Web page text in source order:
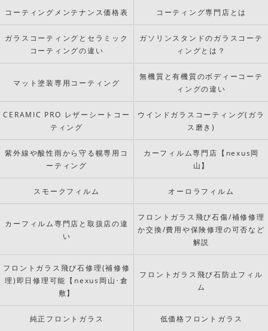
コーティングメンテナンス価格表 コーティング専門店とは
ガラスコーティングとセラミック
コーティングの違い
ガソリンスタンドのガラスコーテ
ィングとは？
マット塗装専用コーティング
無機質と有機質のボディーコーテ
ィングの違い
CERAMIC PRO レザーシートコー
ティング
ウインドガラスコーティング(ガラ
ス磨き)
紫外線や酸性雨から守る幌専用コ
ーティング
カーフィルム専門店【nexus岡
山】
スモークフィルム オーロラフィルム
カーフィルム専門店と取扱店の違
い
フロントガラス飛び石傷/補修修理
か交換/費用や保険修理の可否など
解説
フロントガラス飛び石修理(補修修
理)即日修理可能【nexus岡山･倉
敷】
フロントガラス飛び石防止フィル
ム
純正フロントガラス 低価格フロントガラス